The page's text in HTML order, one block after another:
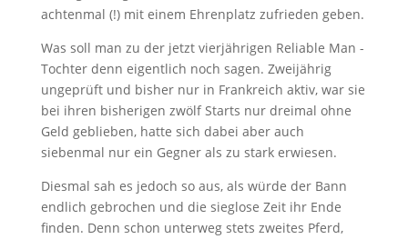
achtenmal (!) mit einem Ehrenplatz zufrieden geben.
Was soll man zu der jetzt vierjährigen Reliable Man -
Tochter denn eigentlich noch sagen. Zweijährig
ungeprüft und bisher nur in Frankreich aktiv, war sie
bei ihren bisherigen zwölf Starts nur dreimal ohne
Geld geblieben, hatte sich dabei aber auch
siebenmal nur ein Gegner als zu stark erwiesen.
Diesmal sah es jedoch so aus, als würde der Bann
endlich gebrochen und die sieglose Zeit ihr Ende
finden. Denn schon unterweg stets zweites Pferd,